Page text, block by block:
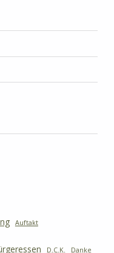
Auftakt
D.C.K. Danke